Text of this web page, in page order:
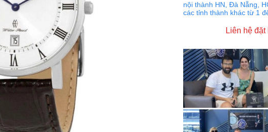
nội thành HN, Đà Nẵng,
các tỉnh thành khác từ 1
Liên hệ đặt